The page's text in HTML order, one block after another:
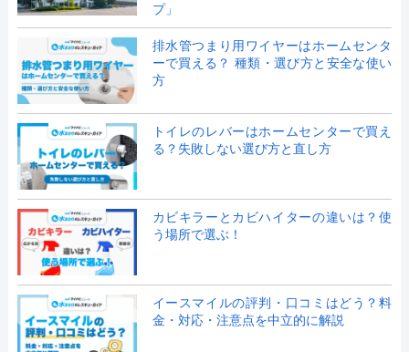
プ」
排水管つまり用ワイヤーはホームセンタ
ーで買える？ 種類・選び方と安全な使い
方
トイレのレバーはホームセンターで買え
る？失敗しない選び方と直し方
カビキラーとカビハイターの違いは？使
う場所で選ぶ！
イースマイルの評判・口コミはどう？料
金・対応・注意点を中立的に解説